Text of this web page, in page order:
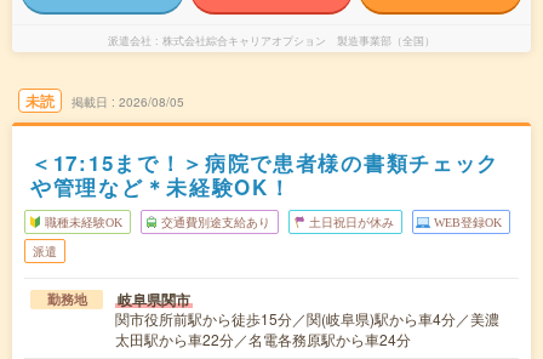
派遣会社 株式会社綜合キャリアオプション 製造事業部（全国）
未読 掲載日 2026/08/05
＜17:15まで！＞病院で患者様の書類チェック
や管理など＊未経験OK！
職種未経験OK 交通費別途支給あり 土日祝日が休み WEB登録OK
派遣
勤務地 岐阜県関市
関市役所前駅から徒歩15分／関(岐阜県)駅から車4分／美濃
太田駅から車22分／名電各務原駅から車24分